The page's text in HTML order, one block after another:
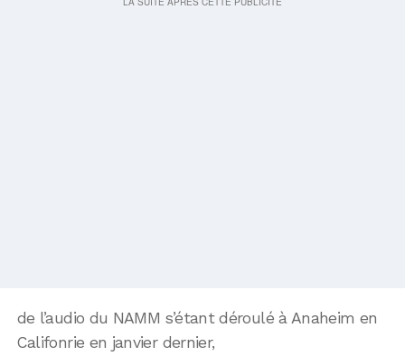
de l’audio du NAMM s’étant déroulé à Anaheim en
Califonrie en janvier dernier,